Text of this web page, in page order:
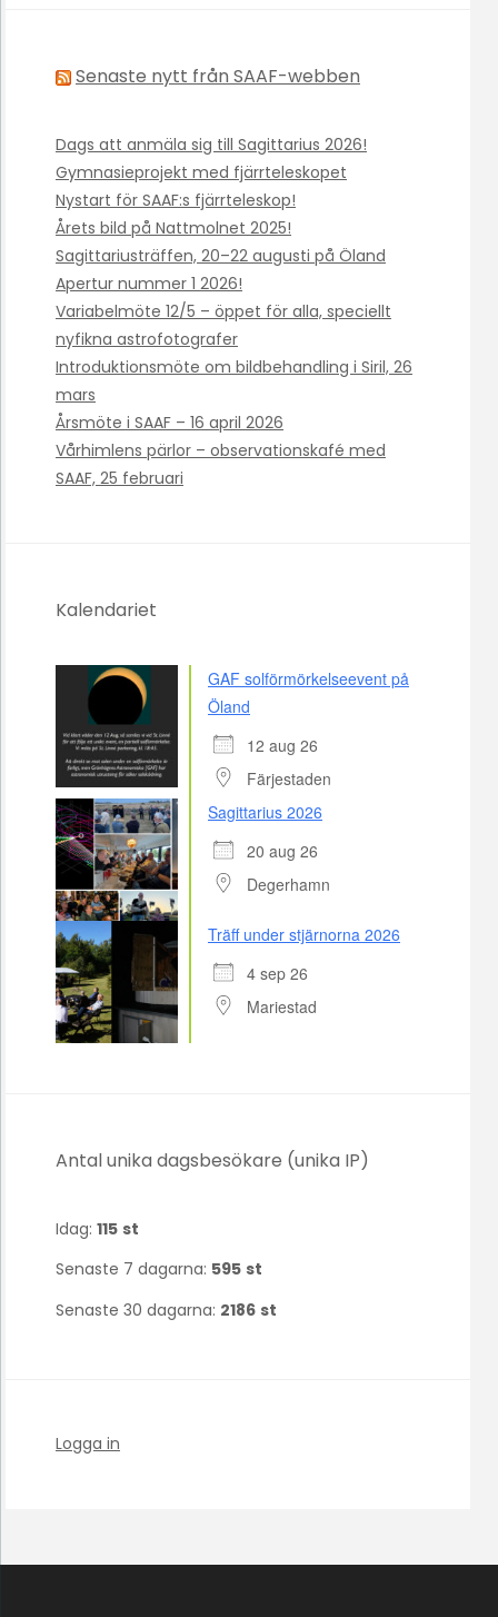
Senaste nytt från SAAF-webben
Dags att anmäla sig till Sagittarius 2026!
Gymnasieprojekt med fjärrteleskopet
Nystart för SAAF:s fjärrteleskop!
Årets bild på Nattmolnet 2025!
Sagittariusträffen, 20–22 augusti på Öland
Apertur nummer 1 2026!
Variabelmöte 12/5 – öppet för alla, speciellt
nyfikna astrofotografer
Introduktionsmöte om bildbehandling i Siril, 26
mars
Årsmöte i SAAF – 16 april 2026
Vårhimlens pärlor – observationskafé med
SAAF, 25 februari
Kalendariet
GAF solförmörkelseevent på
Öland
12 aug 26
Färjestaden
Sagittarius 2026
20 aug 26
Degerhamn
Träff under stjärnorna 2026
4 sep 26
Mariestad
Antal unika dagsbesökare (unika IP)
Idag: 115 st
Senaste 7 dagarna: 595 st
Senaste 30 dagarna: 2186 st
Logga in